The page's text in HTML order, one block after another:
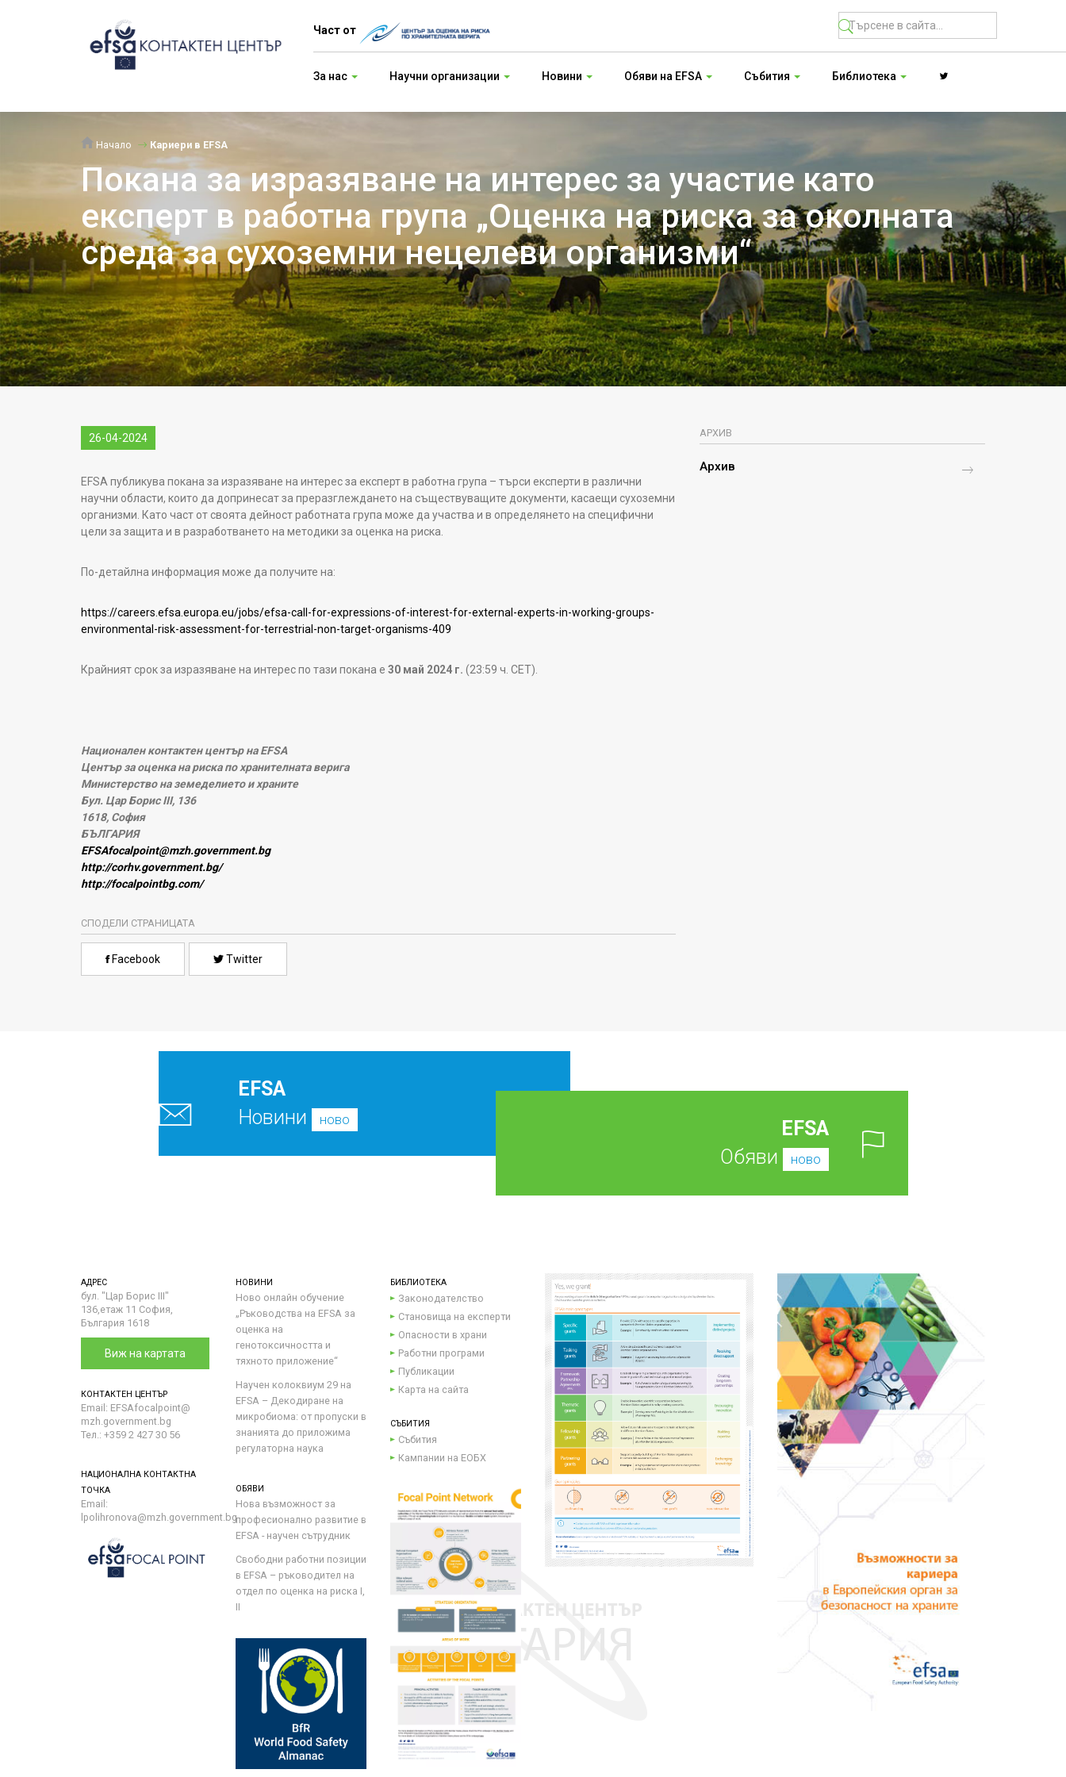
Част от
За нас Научни организации Новини Обяви на EFSA Събития Библиотека
Начало Кариери в EFSA
Покана за изразяване на интерес за участие като
експерт в работна група „Оценка на риска за околната
среда за сухоземни нецелеви организми“
26-04-2024
EFSA публикува покана за изразяване на интерес за експерт в работна група – търси експерти в различни
научни области, които да допринесат за преразглеждането на съществуващите документи, касаещи сухоземни
организми. Като част от своята дейност работната група може да участва и в определянето на специфични
цели за защита и в разработването на методики за оценка на риска.
По-детайлна информация може да получите на:
https://careers.efsa.europa.eu/jobs/efsa-call-for-expressions-of-interest-for-external-experts-in-working-groups-
environmental-risk-assessment-for-terrestrial-non-target-organisms-409
Крайният срок за изразяване на интерес по тази покана е 30 май 2024 г. (23:59 ч. CET).
Национален контактен център на EFSA
Център за оценка на риска по хранителната верига
Министерство на земеделието и храните
Бул. Цар Борис III, 136
1618, София
БЪЛГАРИЯ
EFSAfocalpoint@mzh.government.bg
http://corhv.government.bg/
http://focalpointbg.com/
СПОДЕЛИ СТРАНИЦАТА
Facebook Twitter
АРХИВ
Архив
EFSA
Новини
ново
EFSA
Обяви
ново
АДРЕС
бул. "Цар Борис III"
136,етаж 11 София,
България 1618
Виж на картата
КОНТАКТЕН ЦЕНТЪР
Email: EFSAfocalpoint@
mzh.government.bg
Тел.: +359 2 427 30 56
НАЦИОНАЛНА КОНТАКТНА
ТОЧКА
Email:
lpolihronova@mzh.government.bg
НОВИНИ
Ново онлайн обучение
„Ръководства на ЕFSA за
оценка на
генотоксичността и
тяхното приложение“
Научен колоквиум 29 на
EFSA – Декодиране на
микробиома: от пропуски в
знанията до приложима
регулаторна наука
ОБЯВИ
Нова възможност за
професионално развитие в
EFSA - научен сътрудник
Свободни работни позиции
в EFSA – ръководител на
отдел по оценка на риска I,
II
БИБЛИОТЕКА
Законодателство
Становища на експерти
Опасности в храни
Работни програми
Публикации
Карта на сайта
СЪБИТИЯ
Събития
Кампании на ЕОБХ